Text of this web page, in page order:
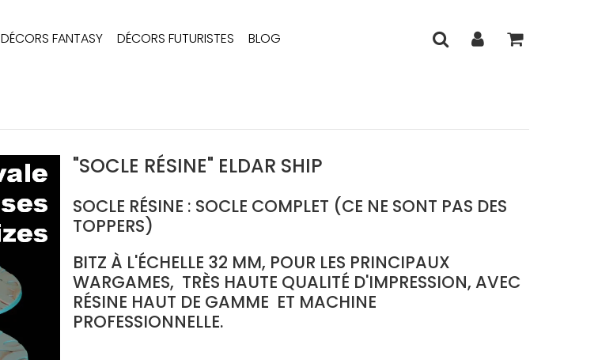
DÉCORS FANTASY DÉCORS FUTURISTES BLOG
"SOCLE RÉSINE" ELDAR SHIP
SOCLE RÉSINE : SOCLE COMPLET (CE NE SONT PAS DES
TOPPERS)
BITZ À L'ÉCHELLE 32 MM, POUR LES PRINCIPAUX
WARGAMES, TRÈS HAUTE QUALITÉ D'IMPRESSION, AVEC
RÉSINE HAUT DE GAMME ET MACHINE
PROFESSIONNELLE.